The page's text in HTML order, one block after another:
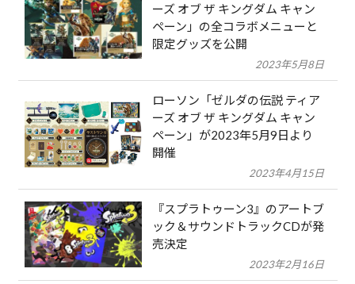
ーズ オブ ザ キングダム キャン
ペーン」の全コラボメニューと
限定グッズを公開
2023年5月8日
ローソン「ゼルダの伝説 ティア
ーズ オブ ザ キングダム キャン
ペーン」が2023年5月9日より
開催
2023年4月15日
『スプラトゥーン3』のアートブ
ック＆サウンドトラックCDが発
売決定
2023年2月16日